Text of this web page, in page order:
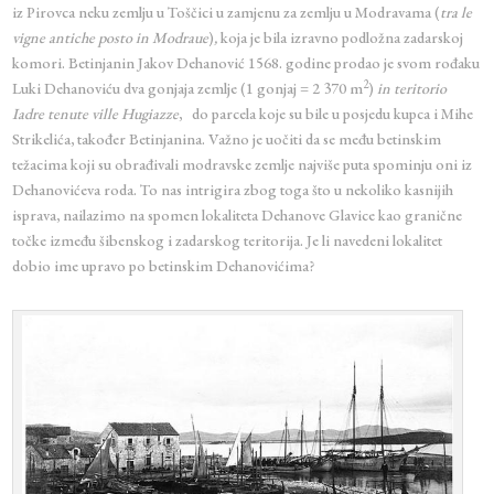
iz Pirovca neku zemlju u Toščici u zamjenu za zemlju u Modravama (tra le
vigne antiche posto in Modraue),koja je bila izravno podložna zadarskoj
komori. Betinjanin Jakov Dehanović 1568. godine prodao je svom rođaku
Luki Dehanoviću dva gonjaja zemlje (1 gonjaj = 2 370 m2) in teritorio
Iadre tenute ville Hugiazze, do parcela koje su bile u posjedu kupca i Mihe
Strikelića, također Betinjanina. Važno je uočiti da se među betinskim
težacima koji su obrađivali modravske zemlje najviše puta spominju oni iz
Dehanovićeva roda. To nas intrigira zbog toga što u nekoliko kasnijih
isprava, nailazimo na spomen lokaliteta Dehanove Glavice kao granične
točke između šibenskog i zadarskog teritorija. Je li navedeni lokalitet
dobio ime upravo po betinskim Dehanovićima?